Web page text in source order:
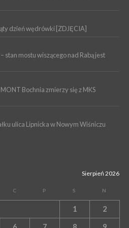
XIX Borzęckie Święto
Steczkowska
dzień wędrówki [ZDJĘCIA]
stan mostu wiszącego nad Rabą jest
Bochnia zmierzy się z MKS
ulica Lipnicka w Nowym Wiśniczu
Sierpień 2026
C P S N
1 2